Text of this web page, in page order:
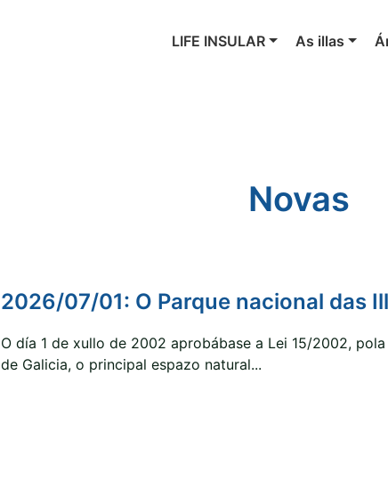
LIFE INSULAR As illas
Novas
2026/07/01: O Parque nacional das
O día 1 de xullo de 2002 aprobábase a Lei 15/2002,
de Galicia, o principal espazo natural...